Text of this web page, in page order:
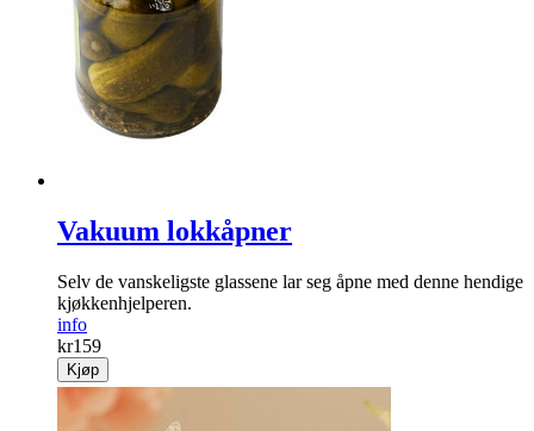
Vakuum lokkåpner
Selv de vanskeligste glassene lar seg åpne med denne hendige
kjøkkenhjelperen.
info
kr159
Kjøp